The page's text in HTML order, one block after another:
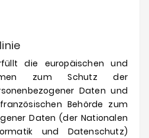
die europäischen und
zum Schutz der
Daten und
Behörde zum
Daten (der Nationalen
und Datenschutz)